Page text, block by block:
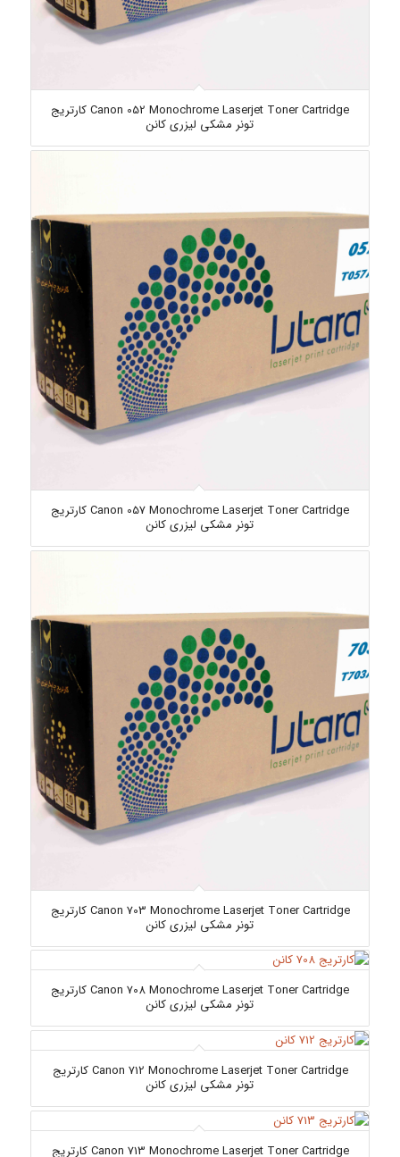
Canon 052 Monochrome Laserjet Toner Cartridge کارتریج
تونر مشکی لیزری کانن
Canon 057 Monochrome Laserjet Toner Cartridge کارتریج
تونر مشکی لیزری کانن
Canon 703 Monochrome Laserjet Toner Cartridge کارتریج
تونر مشکی لیزری کانن
Canon 708 Monochrome Laserjet Toner Cartridge کارتریج
تونر مشکی لیزری کانن
Canon 712 Monochrome Laserjet Toner Cartridge کارتریج
تونر مشکی لیزری کانن
Canon 713 Monochrome Laserjet Toner Cartridge کارتریج